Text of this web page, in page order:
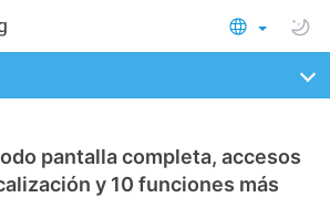
pantalla completa, accesos
y 10 funciones más